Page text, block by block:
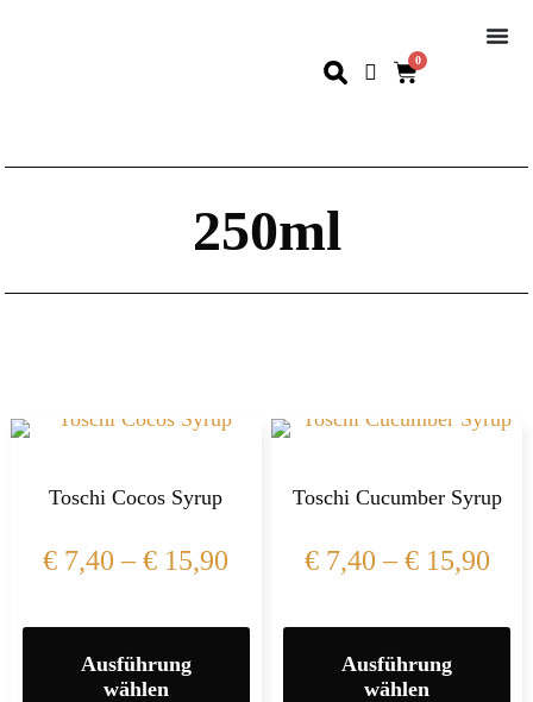
0
250ml
Toschi Cocos Syrup
€ 7,40 –€ 15,90
Ausführung
wählen
Toschi Cucumber Syrup
€7,40 –€15,90
Ausführung
wählen